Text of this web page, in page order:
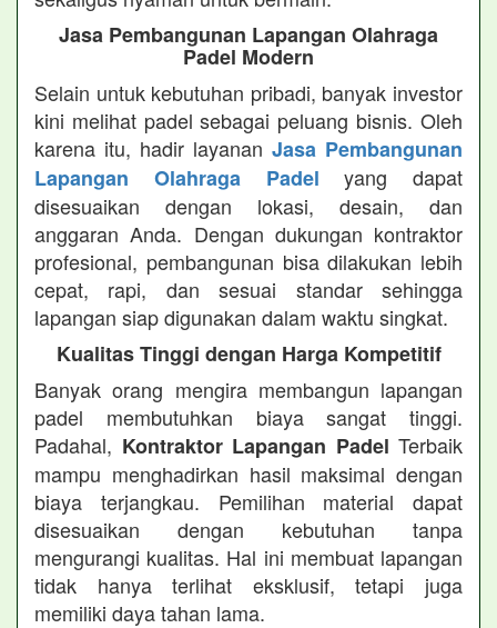
Jasa Pembangunan Lapangan Olahraga
Padel Modern
Selain untuk kebutuhan pribadi, banyak investor
kini melihat padel sebagai peluang bisnis. Oleh
karena itu, hadir layanan Jasa Pembangunan
Lapangan Olahraga Padel yang dapat
disesuaikan dengan lokasi, desain, dan
anggaran Anda. Dengan dukungan kontraktor
profesional, pembangunan bisa dilakukan lebih
cepat, rapi, dan sesuai standar sehingga
lapangan siap digunakan dalam waktu singkat.
Kualitas Tinggi dengan Harga Kompetitif
Banyak orang mengira membangun lapangan
padel membutuhkan biaya sangat tinggi.
Padahal, Kontraktor Lapangan Padel Terbaik
mampu menghadirkan hasil maksimal dengan
biaya terjangkau. Pemilihan material dapat
disesuaikan dengan kebutuhan tanpa
mengurangi kualitas. Hal ini membuat lapangan
tidak hanya terlihat eksklusif, tetapi juga
memiliki daya tahan lama.